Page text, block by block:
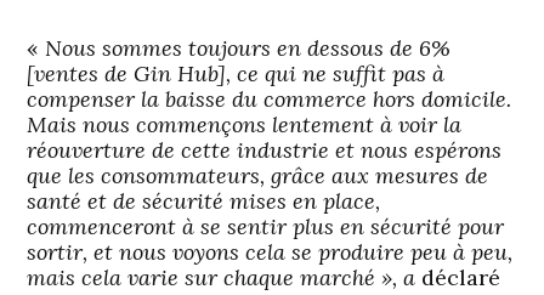
«Nous sommes toujours en dessous de 6%
[ventes de Gin Hub], ce qui ne suffit pas à
compenser la baisse du commerce hors domicile.
Mais nous commençons lentement à voir la
réouverture de cette industrie et nous espérons
que les consommateurs, grâce aux mesures de
santé et de sécurité mises en place,
commenceront à se sentir plus en sécurité pour
sortir, et nous voyons cela se produire peu à peu,
mais cela varie sur chaque marché », a déclaré